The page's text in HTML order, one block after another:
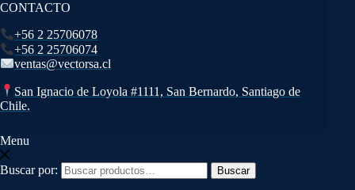
CONTACTO
+56 2 25706078
+56 2 25706074
ventas@vectorsa.cl
San Ignacio de Loyola #1111, San Bernardo, Santiago de
Chile.
Menu
Buscar por: Buscar